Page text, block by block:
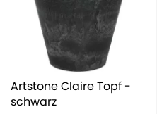
Artstone Claire Topf -
schwarz